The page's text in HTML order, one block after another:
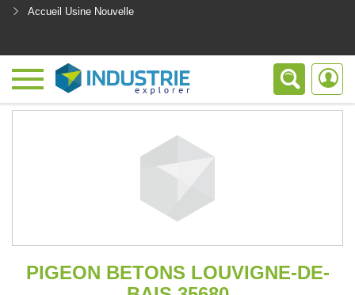
Accueil Usine Nouvelle
PIGEON BETONS LOUVIGNE-DE-